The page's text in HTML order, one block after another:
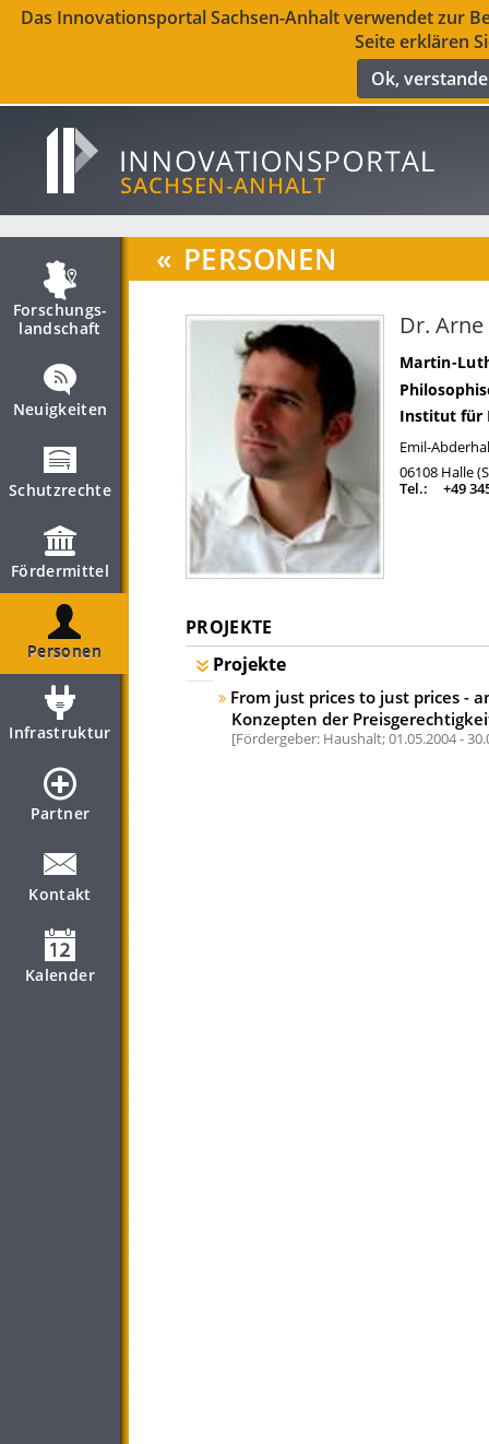
Das Innovationsportal Sachsen-Anhalt verwendet zur
Seite erklären
Ok,
Forschungs­
landschaft
Neuigkeiten
Schutzrechte
Fördermittel
Personen
Infrastruktur
Partner
Kontakt
Kalender
« PERSONEN
Dr.
Martin-
Institut für
Emil-
06108 Halle
Tel.:
+49
PROJEKTE
Projekte
From just prices to just prices -
Konzepten der
Fördergeber: Haushalt;01.05.2004 -